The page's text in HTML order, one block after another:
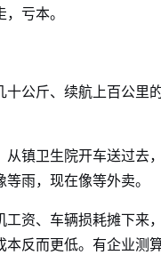
亏本。
公斤、续航上百公里
镇卫生院开车送过去
雨，现在像等外卖。
资、车辆损耗摊下来
反而更低。有企业测